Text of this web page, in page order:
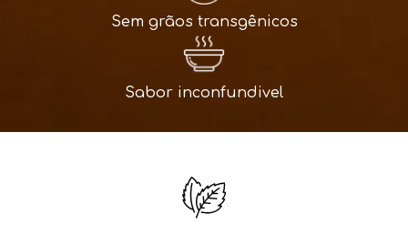
Sem grãos transgênicos
Sabor inconfundivel